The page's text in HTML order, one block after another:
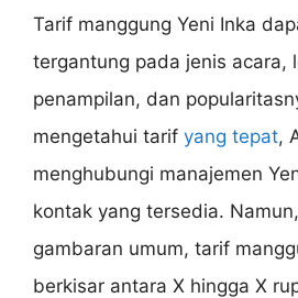
Tarif manggung Yeni Inka
tergantung pada jenis acara,
penampilan, dan
mengetahui tarif yang tepat,
menghubungi manajemen
kontak yang tersedia.
gambaran umum, tarif
berkisar antara X hingga X